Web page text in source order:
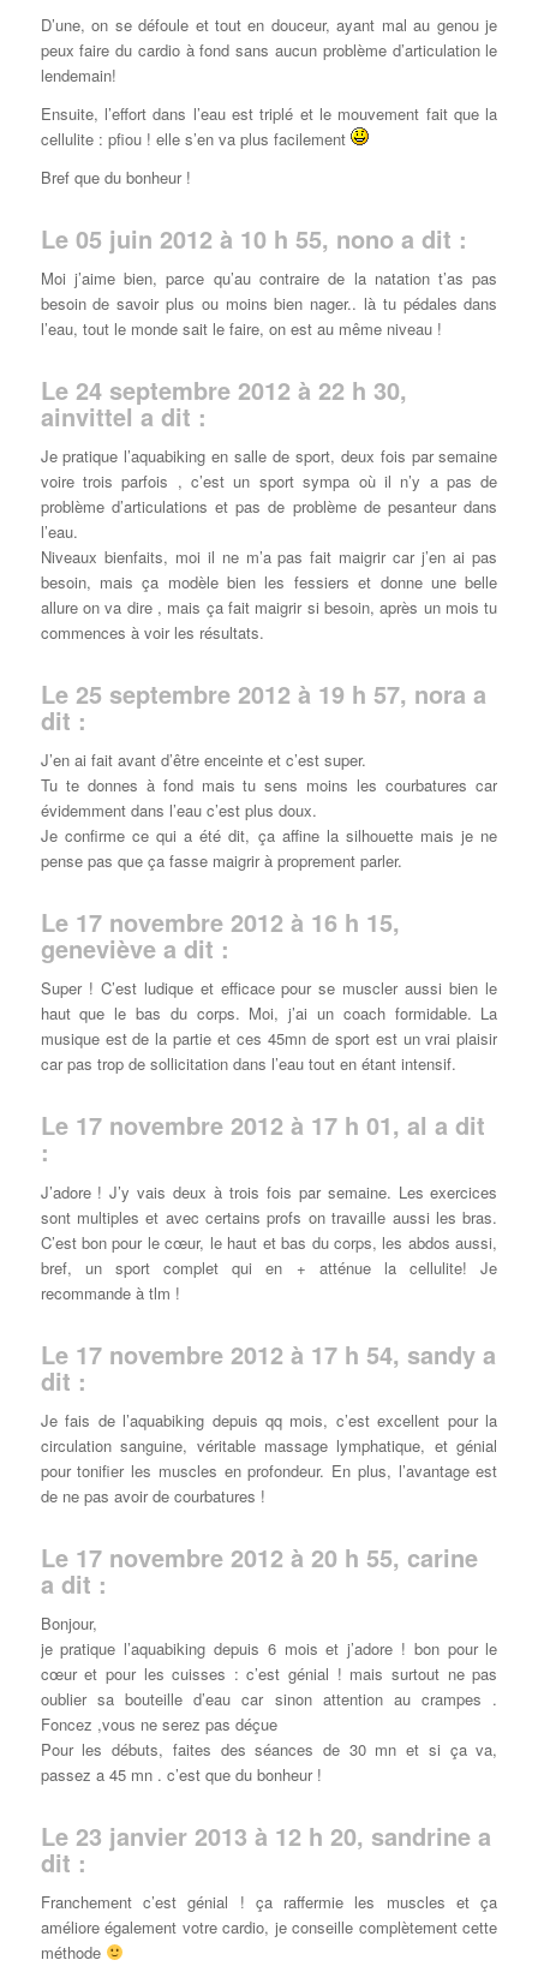
D’une, on se défoule et tout en douceur, ayant mal au genou je
peux faire du cardio à fond sans aucun problème d’articulation le
lendemain!
Ensuite, l’effort dans l’eau est triplé et le mouvement fait que la
cellulite : pfiou ! elle s’en va plus facilement
Bref que du bonheur !
Le 05 juin 2012 à 10 h 55, nono a dit :
Moi j’aime bien, parce qu’au contraire de la natation t’as pas
besoin de savoir plus ou moins bien nager.. là tu pédales dans
l’eau, tout le monde sait le faire, on est au même niveau !
Le 24 septembre 2012 à 22 h 30,
ainvittel a dit :
Je pratique l’aquabiking en salle de sport, deux fois par semaine
voire trois parfois , c’est un sport sympa où il n’y a pas de
problème d’articulations et pas de problème de pesanteur dans
l’eau.
Niveaux bienfaits, moi il ne m’a pas fait maigrir car j’en ai pas
besoin, mais ça modèle bien les fessiers et donne une belle
allure on va dire , mais ça fait maigrir si besoin, après un mois tu
commences à voir les résultats.
Le 25 septembre 2012 à 19 h 57, nora a
dit :
J’en ai fait avant d’être enceinte et c’est super.
Tu te donnes à fond mais tu sens moins les courbatures car
évidemment dans l’eau c’est plus doux.
Je confirme ce qui a été dit, ça affine la silhouette mais je ne
pense pas que ça fasse maigrir à proprement parler.
Le 17 novembre 2012 à 16 h 15,
geneviève a dit :
Super ! C’est ludique et efficace pour se muscler aussi bien le
haut que le bas du corps. Moi, j’ai un coach formidable. La
musique est de la partie et ces 45mn de sport est un vrai plaisir
car pas trop de sollicitation dans l’eau tout en étant intensif.
Le 17 novembre 2012 à 17 h 01, al a dit
:
J’adore ! J’y vais deux à trois fois par semaine. Les exercices
sont multiples et avec certains profs on travaille aussi les bras.
C’est bon pour le cœur, le haut et bas du corps, les abdos aussi,
bref, un sport complet qui en + atténue la cellulite! Je
recommande à tlm !
Le 17 novembre 2012 à 17 h 54, sandy a
dit :
Je fais de l’aquabiking depuis qq mois, c’est excellent pour la
circulation sanguine, véritable massage lymphatique, et génial
pour tonifier les muscles en profondeur. En plus, l’avantage est
de ne pas avoir de courbatures !
Le 17 novembre 2012 à 20 h 55, carine
a dit :
Bonjour,
je pratique l’aquabiking depuis 6 mois et j’adore ! bon pour le
cœur et pour les cuisses : c’est génial ! mais surtout ne pas
oublier sa bouteille d’eau car sinon attention au crampes .
Foncez ,vous ne serez pas déçue
Pour les débuts, faites des séances de 30 mn et si ça va,
passez a 45 mn . c’est que du bonheur !
Le 23 janvier 2013 à 12 h 20, sandrine a
dit :
Franchement c’est génial ! ça raffermie les muscles et ça
améliore également votre cardio, je conseille complètement cette
méthode